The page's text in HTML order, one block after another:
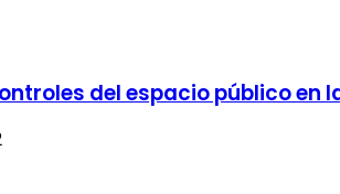
del espacio público en